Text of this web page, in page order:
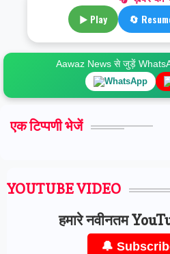
▶ Play 🔄
Aawaz News से जुड़ें
WhatsApp
एक टिप्पणी भेजें
YOUTUBE VIDEO
हमारे नवीनतम
🔔